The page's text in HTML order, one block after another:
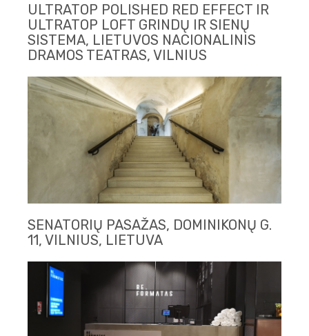
ULTRATOP POLISHED RED EFFECT IR
ULTRATOP LOFT GRINDŲ IR SIENŲ
SISTEMA, LIETUVOS NACIONALINIS
DRAMOS TEATRAS, VILNIUS
SENATORIŲ PASAŽAS, DOMINIKONŲ G.
11, VILNIUS, LIETUVA